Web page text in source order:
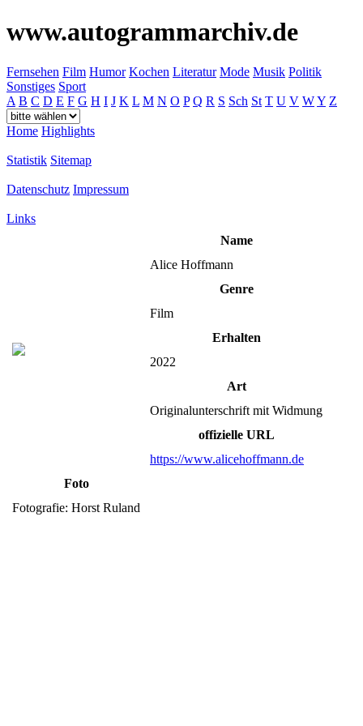
www.autogrammarchiv.de
Fernsehen Film Humor Kochen Literatur Mode Musik Politik
Sonstiges Sport
A B C D E F G H I J K L M N O P Q R S Sch St T U V WY Z
Home Highlights
Statistik Sitemap
Datenschutz Impressum
Links
Name
Alice Hoffmann
Genre
Film
Erhalten
2022
Art
Originalunterschrift mit Widmung
offizielle URL
https://www.alicehoffmann.de
Foto
Fotografie: Horst Ruland